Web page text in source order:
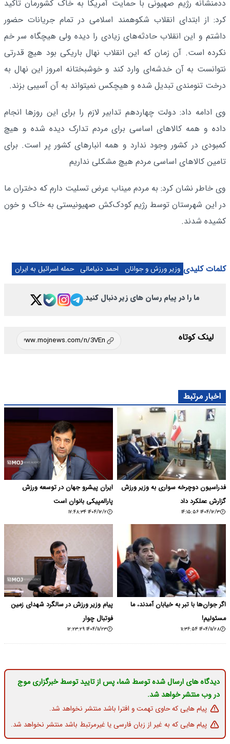
ددمنشانه رژیم صهیونی با حمایت آمریکا به خاک کشورمان تاکید
کرد: از ابتدای انقلاب شکوهمند اسلامی در تمام جریانات حضور
داشتم و این انقلاب حادثه‌های زیادی را دیده ولی هیچگاه سر خم
نکرده است. آن زمان که این انقلاب نهال باریکی بود هیچ قدرتی
نتوانست به آن خدشه‌ای وارد کند و خوشبختانه امروز این نهال به
درخت تنومندی تبدیل شده و هیچکس نمیتواند به آن آسیبی بزند.
وی ادامه داد: دولت چهاردهم تدابیر لازم را برای این روزها انجام
داده و همه کالاهای اساسی برای مردم تدارک دیده شده و هیچ
کمبودی در کشور وجود ندارد و همه انبارهای کشور پر است. برای
تامین کالاهای اساسی مردم هیچ مشکلی نداریم
وی خاطر نشان کرد: به مردم میناب عرض تسلیت دارم که دختران ما
در این شهرستان توسط رژیم کودک‌کش صهیونیستی به خاک و خون
کشیده شدند.
کلمات کلیدی وزیر ورزش و جوانان احمد دنیامالی حمله اسرائیل به ایران
ما را در پیام رسان های زیر دنبال کنید.
لینک کوتاه
اخبار مرتبط
فدراسیون دوچرخه سواری به وزیر ورزش
گزارش عملکرد داد
۱۴۰۴/۱۲/۳ ۱۴:۱۵:۵۶
ایران پیشرو جهان در توسعه ورزش
پارالمپیکی بانوان است
۱۴۰۴/۱۲/۲ ۱۷:۴۸:۳۴
اگر جوان‌ها با تبر به خیابان آمدند، ما
مسئولیم!
۱۴۰۴/۱۱/۲۸ ۱۱:۳۶:۵۴
پیام وزیر ورزش در سالگرد شهدای زمین
فوتبال چوار
۱۴۰۴/۱۱/۲۳ ۱۲:۲۳:۲۹
دیدگاه های ارسال شده توسط شما، پس از تایید توسط خبرگزاری موج
در وب منتشر خواهد شد.
پیام هایی که حاوی تهمت و افترا باشد منتشر نخواهد شد.
پیام هایی که به غیر از زبان فارسی یا غیرمرتبط باشد منتشر نخواهد شد.